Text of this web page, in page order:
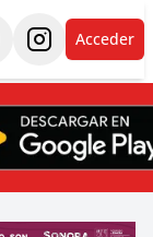
Acceder